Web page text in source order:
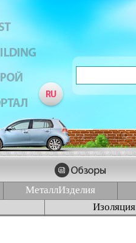
МеталлИзделия
Изоляция